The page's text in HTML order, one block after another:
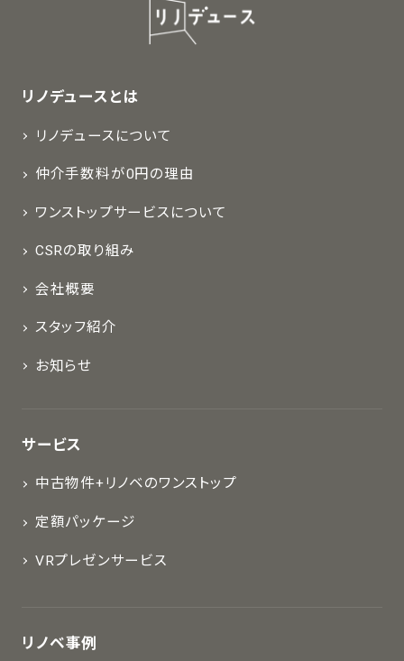
リノデュースとは
リノデュースについて
仲介手数料が0円の理由
ワンストップサービスについて
CSRの取り組み
会社概要
スタッフ紹介
お知らせ
サービス
中古物件+リノベのワンストップ
定額パッケージ
VRプレゼンサービス
リノベ事例